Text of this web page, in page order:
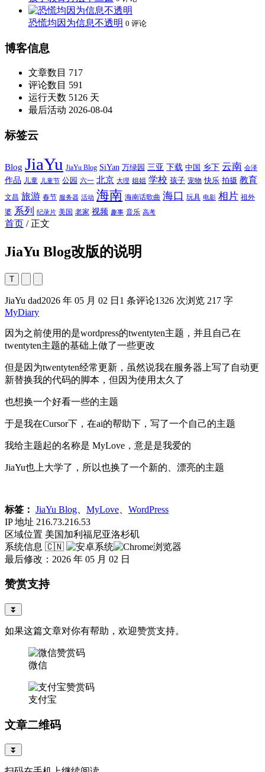
恐慌均因为信息不透明 0 评论
博客信息
文章数目 717
评论数目 591
运行天数 5126 天
最后活动 2026-08-04
标签云
Blog JiaYu JiaYu Blog SiYan 万绿园 三亚 下载 中国 乡下 云南 会泽
作品 儿童 儿童节 公园 六一 北京 大理 姐姐 学校 孩子 宠物 快乐 拍摄 教育
文昌 旅游 春节 服务器 活动 海南 海南话歌曲 海口 玩具 电影 相片 祖外
婆 系列 纪录片 美国 老家 视频 趣事 音乐 高考
首页 / 正文
JiaYu Blog改版的说明
T
JiaYu dad2026 年 05 月 02 日 1 条评论1326 次浏览 217 字
MyDiary
因为之前使用的是wordpress的twentyten主题，并且自己在
twentyten主题的基础上做了一些更改
但是因为twentyten经常更新，虽然说我在服务器上写了自动更
新替换我的代码的脚本，但因为使用太久了
也想换一个好看一些的主题
于是我在Cursor下，在ai的帮助下，写了一个自己的主题
我给主题起的名称是 MyLove，意是是我爱的
JiaYu也上大学了，所以也换了一个新的、漂亮的主题
标签： JiaYu Blog MyLove
WordPress
IP 地址 216.73.216.53
区域位置 美国加利福尼亚洛杉矶
系统信息 🇨🇳
最后修改：2026 年 05 月 02 日
赞赏支持
⏬
如果这篇文章对你有帮助，欢迎赞赏支持。
微信
支付宝
文章二维码
⏬